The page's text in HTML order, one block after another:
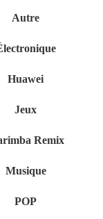
Autre
Huawei
Jeux
Remix
Musique
POP